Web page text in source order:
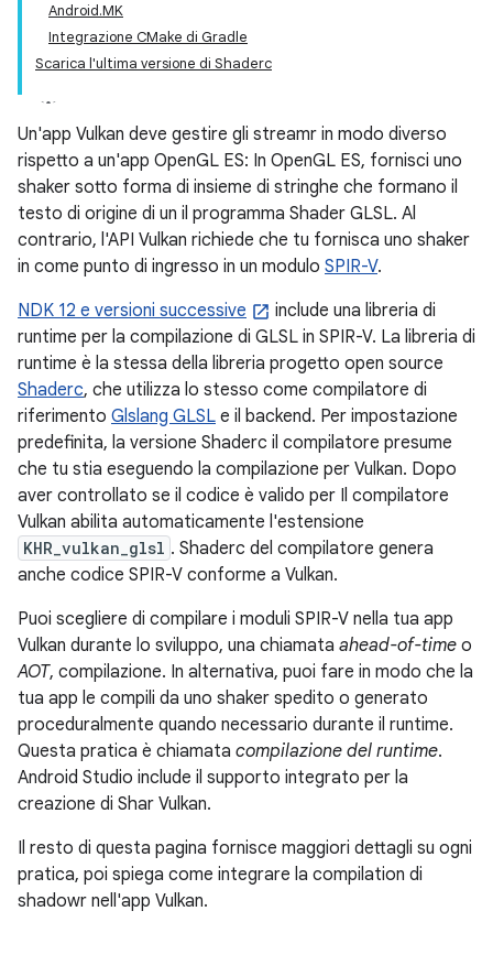
Android.MK
Integrazione CMake di Gradle
Scarica l'ultima versione di Shaderc
Un'app Vulkan deve gestire gli streamr in modo diverso
rispetto a un'app OpenGL ES: In OpenGL ES, fornisci uno
shaker sotto forma di insieme di stringhe che formano il
testo di origine di un il programma Shader GLSL. Al
contrario, l'API Vulkan richiede che tu fornisca uno shaker
in come punto di ingresso in un modulo SPIR-V.
NDK 12 e versioni successive
include una libreria di
runtime per la compilazione di GLSL in SPIR-V. La libreria di
runtime è la stessa della libreria progetto open source
Shaderc, che utilizza lo stesso come compilatore di
riferimento Glslang GLSL e il backend. Per impostazione
predefinita, la versione Shaderc il compilatore presume
che tu stia eseguendo la compilazione per Vulkan. Dopo
aver controllato se il codice è valido per Il compilatore
Vulkan abilita automaticamente l'estensione
KHR_vulkan_glsl . Shaderc del compilatore genera
anche codice SPIR-V conforme a Vulkan.
Puoi scegliere di compilare i moduli SPIR-V nella tua app
Vulkan durante lo sviluppo, una chiamata ahead-of-time o
AOT, compilazione. In alternativa, puoi fare in modo che la
tua app le compili da uno shaker spedito o generato
proceduralmente quando necessario durante il runtime.
Questa pratica è chiamata compilazione del runtime.
Android Studio include il supporto integrato per la
creazione di Shar Vulkan.
Il resto di questa pagina fornisce maggiori dettagli su ogni
pratica, poi spiega come integrare la compilation di
shadowr nell'app Vulkan.